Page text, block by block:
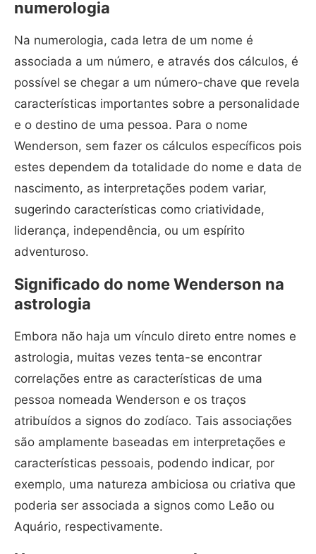
numerologia
Na numerologia, cada letra de um nome é
associada a um número, e através dos cálculos, é
possível se chegar a um número-chave que revela
características importantes sobre a personalidade
e o destino de uma pessoa. Para o nome
Wenderson, sem fazer os cálculos específicos pois
estes dependem da totalidade do nome e data de
nascimento, as interpretações podem variar,
sugerindo características como criatividade,
liderança, independência, ou um espírito
adventuroso.
Significado do nome Wenderson na
astrologia
Embora não haja um vínculo direto entre nomes e
astrologia, muitas vezes tenta-se encontrar
correlações entre as características de uma
pessoa nomeada Wenderson e os traços
atribuídos a signos do zodíaco. Tais associações
são amplamente baseadas em interpretações e
características pessoais, podendo indicar, por
exemplo, uma natureza ambiciosa ou criativa que
poderia ser associada a signos como Leão ou
Aquário, respectivamente.